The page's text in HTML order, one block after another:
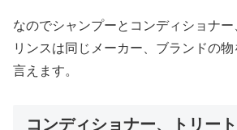
なのでシャンプーとコンディショナー
リンスは同じメーカー、ブランドの
言えます。
コンディショナー、トリー